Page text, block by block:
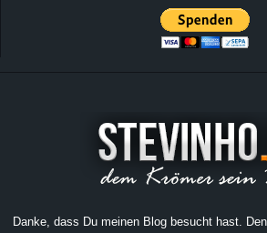
Danke, dass Du meinen Blog besucht hast.